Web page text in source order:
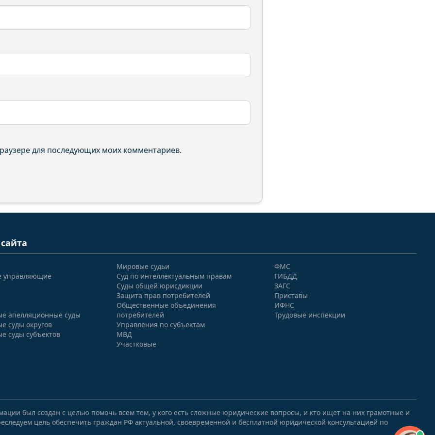
для последующих моих комментариев.
управляющие
апелляционные суды
суды округов
суды субъектов
Мировые судьи
Суд по интеллектуальным правам
Суды общей юрисдикции
Защита прав потребителей
Общественные объединения
потребителей
Управления по субъектам
МВД
Участковые
ФМС
ГИБДД
ЗАГС
Приставы
ИФНС
Трудовые инспекции
был создан с целью помочь всем тем, у кого есть сложные юридические вопросы, и кто ищет на них грамотные и
цель обеспечить граждан РФ актуальной, своевременной и бесплатной юридической консультацией по